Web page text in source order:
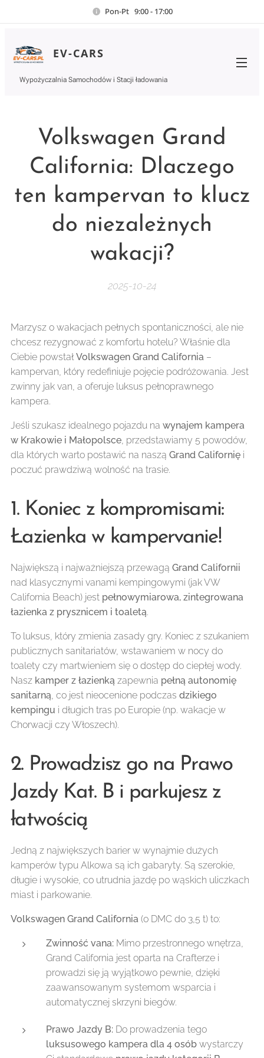
Pon-Pt 9:00 - 17:00
EV-CARS
Wypożyczalnia Samochodów i Stacji ładowania
Volkswagen Grand
California: Dlaczego
ten kampervan to klucz
do niezależnych
wakacji?
2025-10-24
Marzysz o wakacjach pełnych spontaniczności, ale nie
chcesz rezygnować z komfortu hotelu? Właśnie dla
Ciebie powstałVolkswagen Grand California –
kampervan, który redefiniuje pojęcie podróżowania. Jest
zwinny jak van, a oferuje luksus pełnoprawnego
kampera.
Jeśli szukasz idealnego pojazdu na wynajem kampera
w Krakowie i Małopolsce, przedstawiamy 5 powodów,
dla których warto postawić na naszą Grand Californię i
poczuć prawdziwą wolność na trasie.
1. Koniec z kompromisami:
Łazienka w kampervanie!
Największą i najważniejszą przewagą Grand Californii
nad klasycznymi vanami kempingowymi (jak VW
California Beach) jest pełnowymiarowa, zintegrowana
łazienka z prysznicem i toaletą.
To luksus, który zmienia zasady gry. Koniec z szukaniem
publicznych sanitariatów, wstawaniem w nocy do
toalety czy martwieniem się o dostęp do ciepłej wody.
Nasz kamper z łazienką zapewnia pełną autonomię
sanitarną, co jest nieocenione podczas dzikiego
kempingu i długich tras po Europie (np. wakacje w
Chorwacji czy Włoszech).
2. Prowadzisz go na Prawo
Jazdy Kat. B i parkujesz z
łatwością
Jedną z największych barier w wynajmie dużych
kamperów typu Alkowa są ich gabaryty. Są szerokie,
długie i wysokie, co utrudnia jazdę po wąskich uliczkach
miast i parkowanie.
Volkswagen Grand California (o DMC do 3,5 t) to:
Zwinność vana: Mimo przestronnego wnętrza,
Grand California jest oparta na Crafterze i
prowadzi się ją wyjątkowo pewnie, dzięki
zaawansowanym systemom wsparcia i
automatycznej skrzyni biegów.
Prawo Jazdy B: Do prowadzenia tego
luksusowego kampera dla 4 osób wystarczy